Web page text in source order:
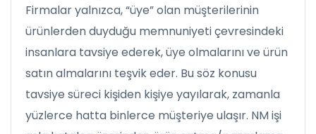
Firmalar yalnızca, “üye” olan müşterilerinin
ürünlerden duyduğu memnuniyeti çevresindeki
insanlara tavsiye ederek, üye olmalarını ve ürün
satın almalarını teşvik eder. Bu söz konusu
tavsiye süreci kişiden kişiye yayılarak, zamanla
yüzlerce hatta binlerce müşteriye ulaşır. NM işi